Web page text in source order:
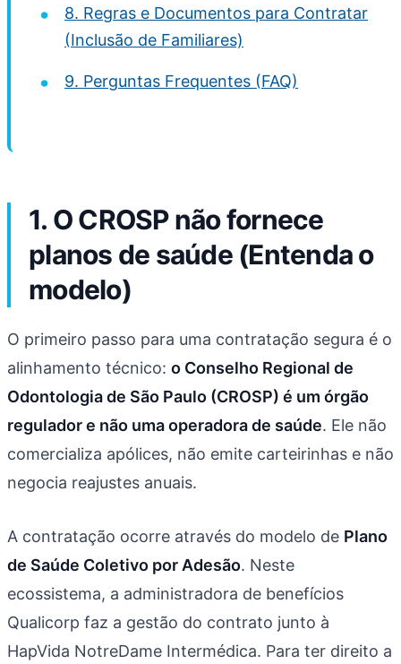
8. Regras e Documentos para Contratar
(Inclusão de Familiares)
9. Perguntas Frequentes (FAQ)
1. O CROSP não fornece
planos de saúde (Entenda o
modelo)
O primeiro passo para uma contratação segura é o
alinhamento técnico: o Conselho Regional de
Odontologia de São Paulo (CROSP) é um órgão
regulador e não uma operadora de saúde. Ele não
comercializa apólices, não emite carteirinhas e não
negocia reajustes anuais.
A contratação ocorre através do modelo de Plano
de Saúde Coletivo por Adesão. Neste
ecossistema, a administradora de benefícios
Qualicorp faz a gestão do contrato junto à
HapVida NotreDame Intermédica. Para ter direito a